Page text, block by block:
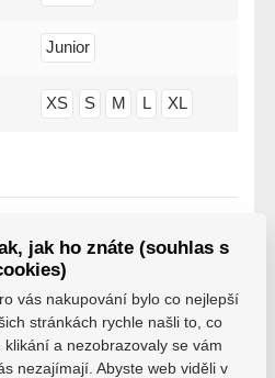
Junior
XS S M L XL
890 Kč
jak ho znáte (souhlas s
vás nakupování bylo co nejlepší
stránkách rychle našli to, co
a nezobrazovaly se vám
nezajímají. Abyste web viděli v